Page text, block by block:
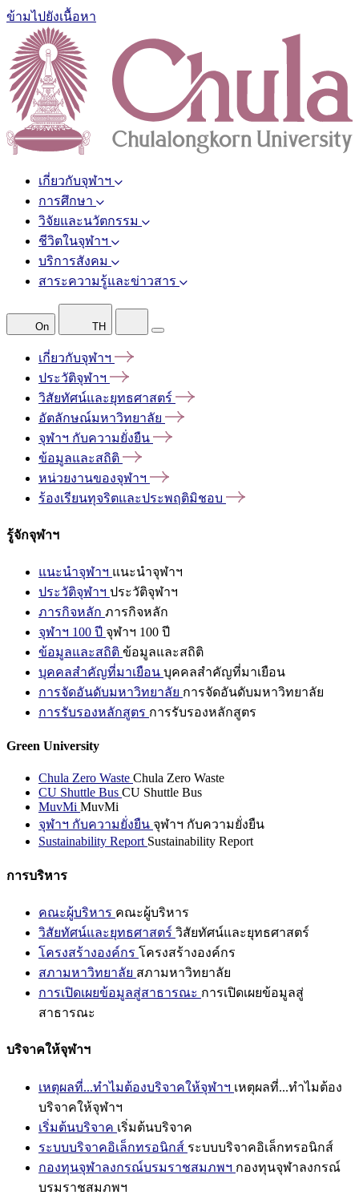
ข้ามไปยังเนื้อหา
เกี่ยวกับจุฬาฯ
การศึกษา
วิจัยและนวัตกรรม
ชีวิตในจุฬาฯ
บริการสังคม
สาระความรู้และข่าวสาร
On TH
เกี่ยวกับจุฬาฯ
ประวัติจุฬาฯ
วิสัยทัศน์และยุทธศาสตร์
อัตลักษณ์มหาวิทยาลัย
จุฬาฯ กับความยั่งยืน
ข้อมูลและสถิติ
หน่วยงานของจุฬาฯ
ร้องเรียนทุจริตและประพฤติมิชอบ
รู้จักจุฬาฯ
แนะนำจุฬาฯ แนะนำจุฬาฯ
ประวัติจุฬาฯ ประวัติจุฬาฯ
ภารกิจหลัก ภารกิจหลัก
จุฬาฯ 100 ปี จุฬาฯ 100 ปี
ข้อมูลและสถิติ ข้อมูลและสถิติ
บุคคลสำคัญที่มาเยือน บุคคลสำคัญที่มาเยือน
การจัดอันดับมหาวิทยาลัย การจัดอันดับมหาวิทยาลัย
การรับรองหลักสูตร การรับรองหลักสูตร
Green University
Chula Zero Waste Chula Zero Waste
CU Shuttle Bus CU Shuttle Bus
MuvMi MuvMi
จุฬาฯ กับความยั่งยืน จุฬาฯ กับความยั่งยืน
Sustainability Report Sustainability Report
การบริหาร
คณะผู้บริหาร คณะผู้บริหาร
วิสัยทัศน์และยุทธศาสตร์ วิสัยทัศน์และยุทธศาสตร์
โครงสร้างองค์กร โครงสร้างองค์กร
สภามหาวิทยาลัย สภามหาวิทยาลัย
การเปิดเผยข้อมูลสู่สาธารณะ การเปิดเผยข้อมูลสู่
สาธารณะ
บริจาคให้จุฬาฯ
เหตุผลที่...ทำไมต้องบริจาคให้จุฬาฯ เหตุผลที่...ทำไมต้อง
บริจาคให้จุฬาฯ
เริ่มต้นบริจาค เริ่มต้นบริจาค
ระบบบริจาคอิเล็กทรอนิกส์ ระบบบริจาคอิเล็กทรอนิกส์
กองทุนจุฬาลงกรณ์บรมราชสมภพฯ กองทุนจุฬาลงกรณ์
บรมราชสมภพฯ